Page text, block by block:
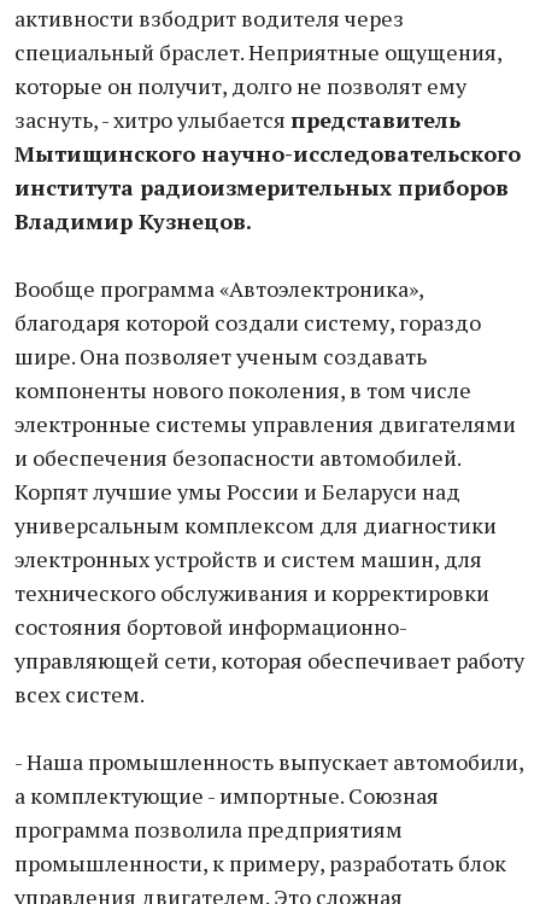
активности взбодрит водителя через
специальный браслет. Неприятные ощущения,
которые он получит, долго не позволят ему
заснуть, - хитро улыбается представитель
Мытищинского научно-исследовательского
института радиоизмерительных приборов
Владимир Кузнецов.
Вообще программа «Автоэлектроника»,
благодаря которой создали систему, гораздо
шире. Она позволяет ученым создавать
компоненты нового поколения, в том числе
электронные системы управления двигателями
и обеспечения безопасности автомобилей.
Корпят лучшие умы России и Беларуси над
универсальным комплексом для диагностики
электронных устройств и систем машин, для
технического обслуживания и корректировки
состояния бортовой информационно-
управляющей сети, которая обеспечивает работу
всех систем.
- Наша промышленность выпускает автомобили,
а комплектующие - импортные. Союзная
программа позволила предприятиям
промышленности, к примеру, разработать блок
управления двигателем. Это сложная